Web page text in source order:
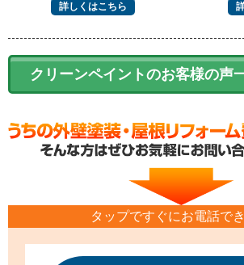
詳しくはこちら
クリーンペイントのお客様の声
タップですぐにお電話で